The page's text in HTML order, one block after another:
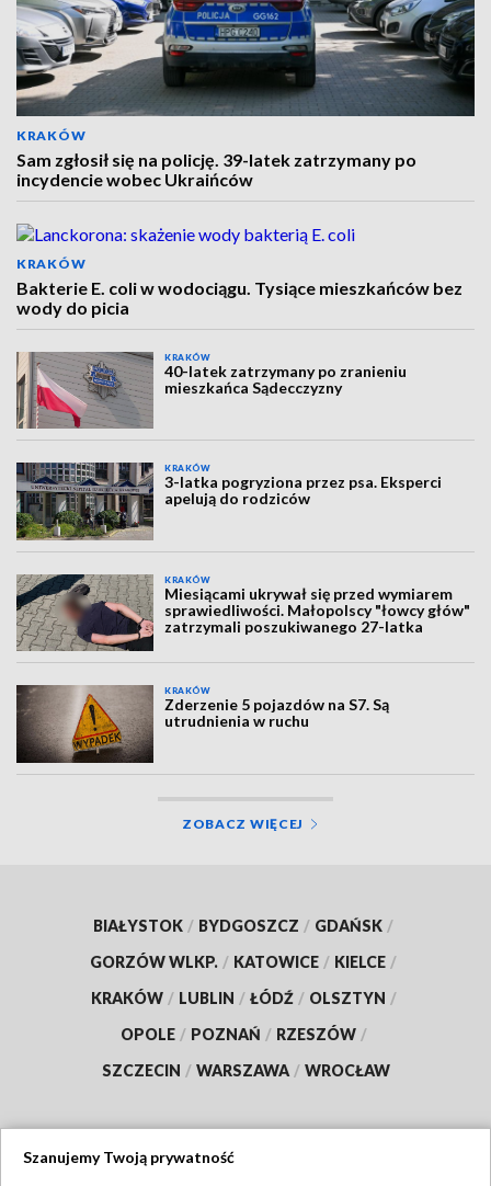
KRAKÓW
Sam zgłosił się na policję. 39-latek zatrzymany po
incydencie wobec Ukraińców
KRAKÓW
Bakterie E. coli w wodociągu. Tysiące mieszkańców bez
wody do picia
KRAKÓW
40-latek zatrzymany po zranieniu
mieszkańca Sądecczyzny
KRAKÓW
3-latka pogryziona przez psa. Eksperci
apelują do rodziców
KRAKÓW
Miesiącami ukrywał się przed wymiarem
sprawiedliwości. Małopolscy "łowcy głów"
zatrzymali poszukiwanego 27-latka
KRAKÓW
Zderzenie 5 pojazdów na S7. Są
utrudnienia w ruchu
ZOBACZ WIĘCEJ
BIAŁYSTOK / BYDGOSZCZ / GDAŃSK /
GORZÓW WLKP. / KATOWICE / KIELCE /
KRAKÓW / LUBLIN / ŁÓDŹ / OLSZTYN /
OPOLE / POZNAŃ / RZESZÓW /
SZCZECIN / WARSZAWA / WROCŁAW
Szanujemy Twoją prywatność